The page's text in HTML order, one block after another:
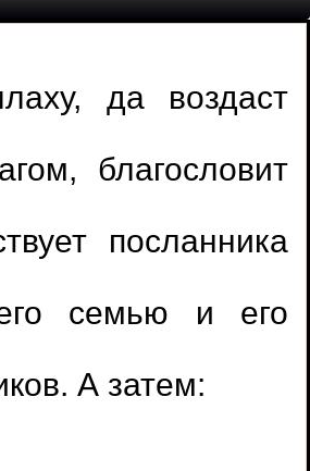
да воздаст
благословит
посланника
семью и его
А затем: